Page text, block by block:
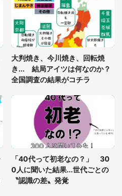
「本当に気持ち悪い」 道端でバ
野生の野菜〟に6.5万人戦慄
パンの耳」と1.4万人困惑
。なんとか見つけた民家に助け
の男性が...」
って、あなたにこれをあげる」
らぬお婆さんに握らされたもの
性）
大判焼き、今川焼き、回転焼
き... 結局アイツは何なのか？
全国調査の結果がコチラ
「40代って初老なの？」 30
0人に聞いた結果...世代ごとの
〝認識の差〟発覚